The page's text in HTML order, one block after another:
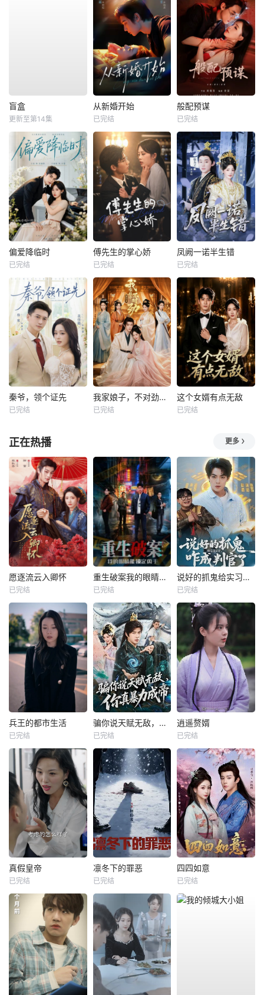
盲盒
更新至第14集
从新婚开始
已完结
般配预谋
已完结
偏爱降临时
已完结
傅先生的掌心娇
已完结
凤阙一诺半生错
已完结
秦爷，领个证先
已完结
我家娘子，不对劲第四季
已完结
这个女婿有点无敌
已完结
正在热播 更多
愿逐流云入卿怀
已完结
重生破案我的眼睛能锁定凶手
已完结
说好的抓鬼给实习证明，咋成判官了
已完结
兵王的都市生活
已完结
骗你说天赋无敌，你真暴力成帝
已完结
逍遥赘婿
已完结
真假皇帝
已完结
凛冬下的罪恶
已完结
四四如意
已完结